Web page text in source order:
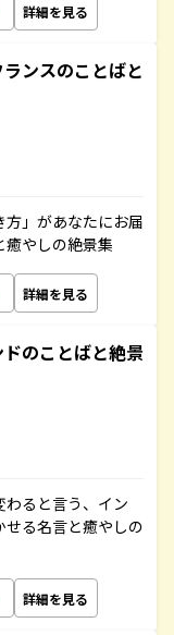
詳細を見る
ンスのことばと
」があなたにお届
癒やしの絶景集
詳細を見る
のことばと絶景
ると言う、イン
せる名言と癒やしの
詳細を見る